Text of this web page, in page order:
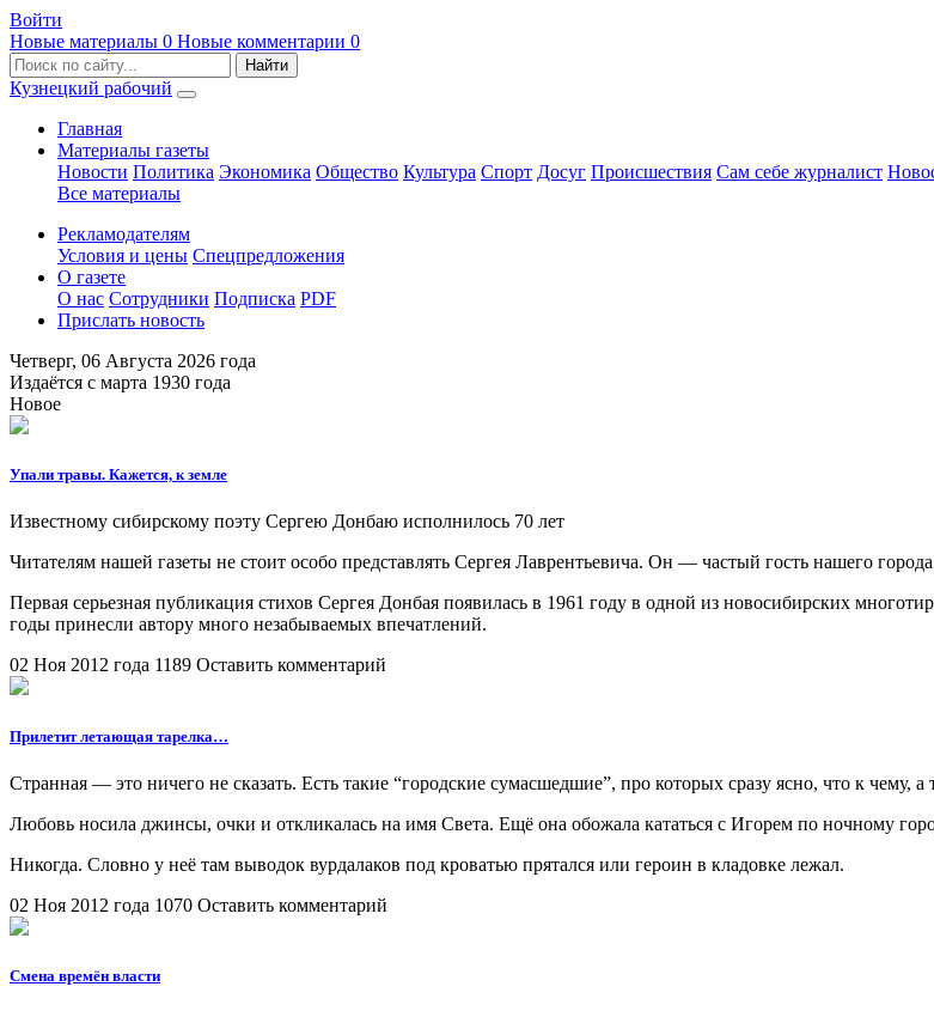
Войти
Новые материалы 0 Новые комментарии 0
Кузнецкий рабочий
Главная
Материалы газеты
Новости Политика Экономика Общество Культура Спорт Досуг Происшествия Сам себе журналист
Все материалы
Рекламодателям
Условия и цены Спецпредложения
О газете
О нас Сотрудники Подписка PDF
Прислать новость
Четверг, 06 Августа 2026 года
Издаётся с марта 1930 года
Новое
Упали травы. Кажется, к земле
Известному сибирскому поэту Сергею Донбаю исполнилось 70 лет
Читателям нашей газеты не стоит особо представлять Сергея Лаврентьевича. Он — частый гость нашего
Первая серьезная публикация стихов Сергея Донбая появилась в 1961 году в одной из новосибирских
годы принесли автору много незабываемых впечатлений.
02 Ноя 2012 года 1189 Оставить комментарий
Прилетит летающая тарелка…
Странная — это ничего не сказать. Есть такие “городские сумасшедшие”, про которых сразу ясно, что к чему,
Любовь носила джинсы, очки и откликалась на имя Света. Ещё она обожала кататься с Игорем по ночному
Никогда. Словно у неё там выводок вурдалаков под кроватью прятался или героин в кладовке лежал.
02 Ноя 2012 года 1070 Оставить комментарий
Смена времён власти